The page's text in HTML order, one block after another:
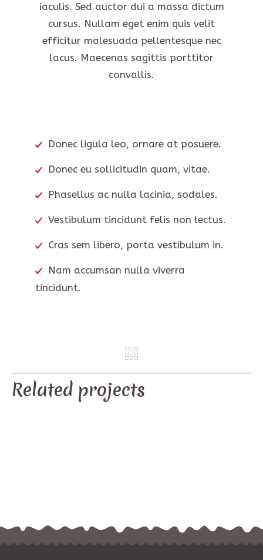
iaculis. Sed auctor dui a massa dictum
cursus. Nullam eget enim quis velit
efficitur malesuada pellentesque nec
lacus. Maecenas sagittis porttitor
convallis.
Donec ligula leo, ornare at posuere.
Donec eu sollicitudin quam, vitae.
Phasellus ac nulla lacinia, sodales.
Vestibulum tincidunt felis non lectus.
Cras sem libero, porta vestibulum in.
Nam accumsan nulla viverra
tincidunt.
Related projects